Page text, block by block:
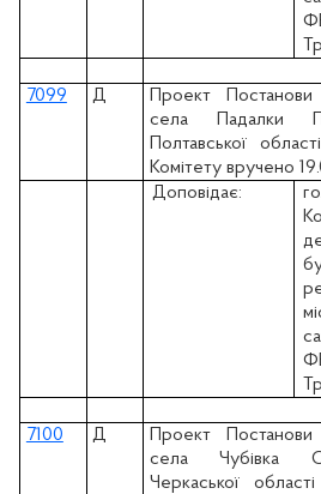
7099 Д
Проект
села Падалки
Полтавської
Комітету вручено
Доповідає:
7100 Д
Проект
села Чубівка
Черкаської